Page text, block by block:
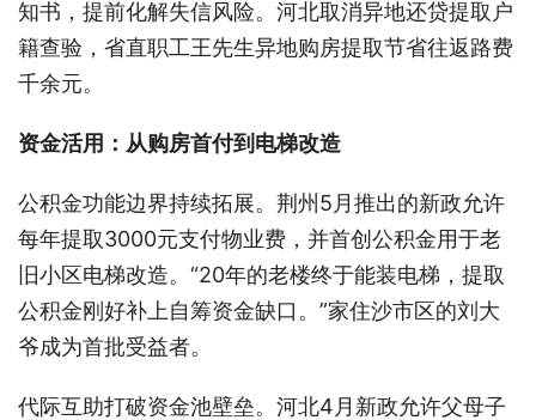
知书，提前化解失信风险。河北取消异地还贷提取户
籍查验，省直职工王先生异地购房提取节省往返路费
千余元。
资金活用：从购房首付到电梯改造
公积金功能边界持续拓展。荆州5月推出的新政允许
每年提取3000元支付物业费，并首创公积金用于老
旧小区电梯改造。“20年的老楼终于能装电梯，提取
公积金刚好补上自筹资金缺口。”家住沙市区的刘大
爷成为首批受益者。
代际互助打破资金池壁垒。河北4月新政允许父母子